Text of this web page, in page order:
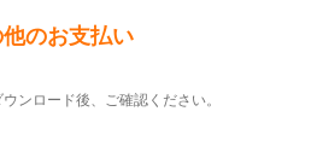
のお支払い
ンロード後、ご確認ください。